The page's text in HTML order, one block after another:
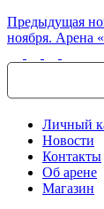
Предыдущая
ноября. Арена
Личный
Новости
Контакты
Об арене
Магазин